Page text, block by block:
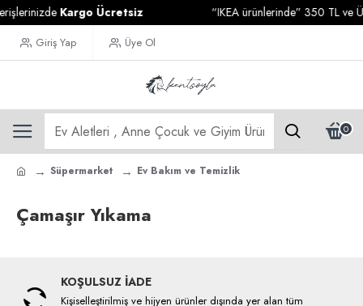
Kargo Ücretsiz “IKEA ürünlerinde” 350 TL ve
Giriş Yap Üye Ol
0
Süpermarket Ev Bakım ve Temizlik
Çamaşır Yıkama
KOŞULSUZ İADE
Kişiselleştirilmiş ve hijyen ürünler dışında yer alan tüm